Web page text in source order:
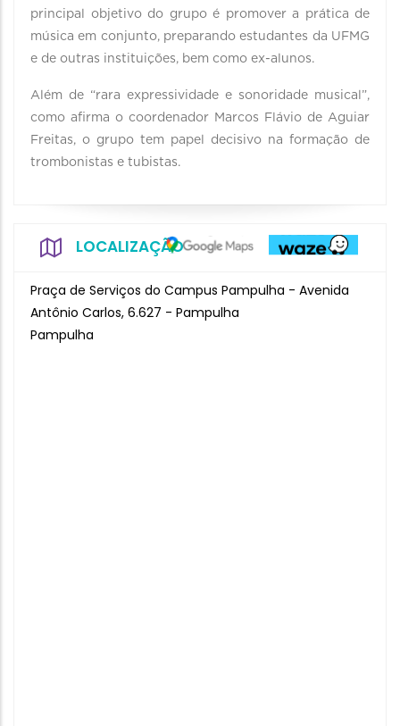
principal objetivo do grupo é promover a prática de
música em conjunto, preparando estudantes da UFMG
e de outras instituições, bem como ex-alunos.​
Além de “rara expressividade e sonoridade musical”,
como afirma o coordenador Marcos Flávio de Aguiar
Freitas, o grupo tem papel decisivo na formação de
trombonistas e tubistas.
LOCALIZAÇÃO
Praça de Serviços do Campus Pampulha - Avenida
Antônio Carlos, 6.627 - Pampulha
Pampulha